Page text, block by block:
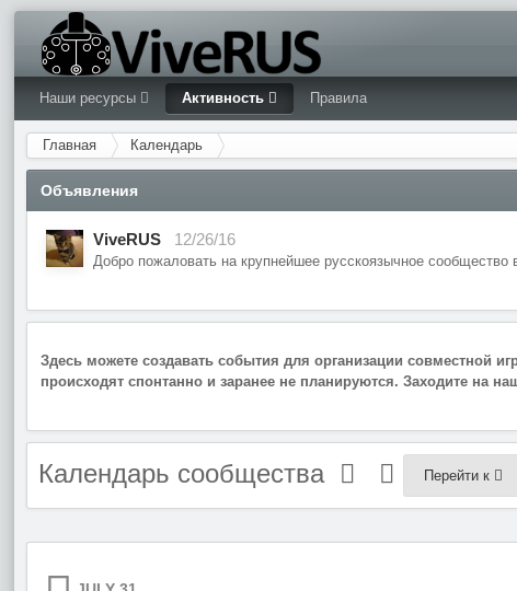
Наши ресурсы Активность Правила
Главная Календарь
Объявления
ViveRUS 12/26/16
Добро пожаловать на крупнейшее русскоязычное
Здесь можете создавать события для организации совместной
происходят спонтанно и заранее не планируются. Заходите на
Календарь сообщества Перейти к